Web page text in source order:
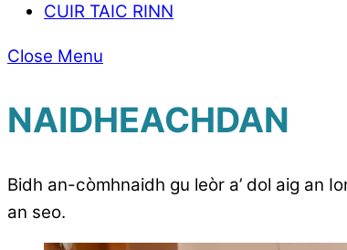
CUIR TAIC RINN
Close Menu
NAIDHEACHDAN
Bidh an-còmhnaidh gu leòr a’ dol aig an
an seo.